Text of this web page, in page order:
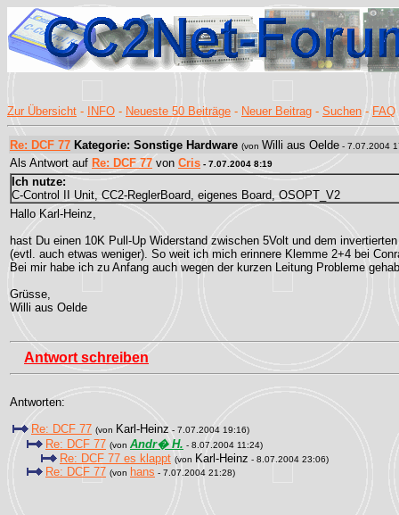
Zur Übersicht - INFO - Neueste 50 Beiträge - Neuer Beitrag - Suchen - FAQ
Re: DCF 77 Kategorie: Sonstige Hardware (von Willi aus Oelde - 7.07.2004
Als Antwort auf Re: DCF 77 von Cris - 7.07.2004 8:19
Ich nutze:
C-Control II Unit, CC2-ReglerBoard, eigenes Board, OSOPT_V2
Hallo Karl-Heinz,
hast Du einen 10K Pull-Up Widerstand zwischen 5Volt und dem
(evtl. auch etwas weniger). So weit ich mich erinnere Klemme 2+4 bei
Bei mir habe ich zu Anfang auch wegen der kurzen Leitung Probleme
Grüsse,
Willi aus Oelde
Antwort schreiben
Antworten:
Re: DCF 77 (von Karl-Heinz - 7.07.2004 19:16)
Re: DCF 77 (von Andr� H. - 8.07.2004 11:24)
Re: DCF 77 es klappt (von Karl-Heinz - 8.07.2004 23:06)
Re: DCF 77 (von hans - 7.07.2004 21:28)